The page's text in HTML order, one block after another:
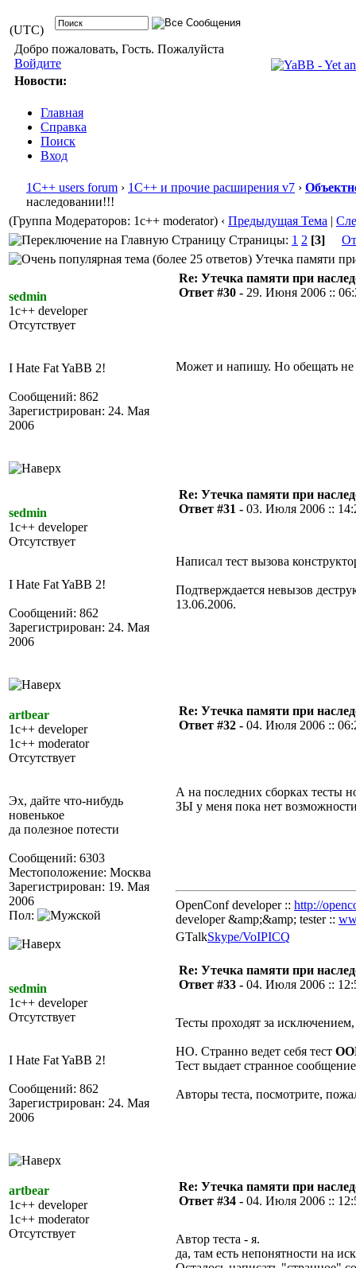
(UTC)
Добро пожаловать, Гость. Пожалуйста
Войдите
Новости:
Главная
Справка
Поиск
Вход
1С++ users forum › 1С++ и прочие расширения v7 ›
наследовании!!!
(Группа Модераторов: 1c++ moderator) ‹ Предыдущая Тема |
Страницы: 1 2 [3]
Утечка памяти
sedmin
1c++ developer
Отсутствует
I Hate Fat YaBB 2!
Сообщений: 862
Зарегистрирован: 24. Мая
2006
Re: Утечка памяти при
Ответ #30 - 29. Июня 2006 ::
Может и напишу. Но обещать не
sedmin
1c++ developer
Отсутствует
I Hate Fat YaBB 2!
Сообщений: 862
Зарегистрирован: 24. Мая
2006
Re: Утечка памяти при
Ответ #31 - 03. Июля 2006 ::
Написал тест вызова
Подтверждается невызов
13.06.2006.
artbear
1c++ developer
1c++ moderator
Отсутствует
Эх, дайте что-нибудь
новенькое
да полезное потести
Сообщений: 6303
Местоположение: Москва
Зарегистрирован: 19. Мая
2006
Пол:
Re: Утечка памяти при
Ответ #32 - 04. Июля 2006 ::
А на последних сборках тесты
ЗЫ у меня пока нет
OpenConf developer :: http://
developer &amp;&amp; tester ::
GTalkSkype/VoIPICQ
sedmin
1c++ developer
Отсутствует
I Hate Fat YaBB 2!
Сообщений: 862
Зарегистрирован: 24. Мая
2006
Re: Утечка памяти при
Ответ #33 - 04. Июля 2006 ::
Тесты проходят за
НО. Странно ведет себя тест
Тест выдает странное
Авторы теста, посмотрите,
artbear
1c++ developer
1c++ moderator
Отсутствует
Re: Утечка памяти при
Ответ #34 - 04. Июля 2006 ::
Автор теста - я.
да, там есть непонятности на